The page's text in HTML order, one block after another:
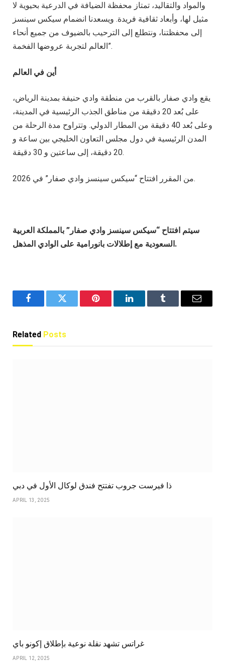
والمواد والتقاليد، تمتاز محفظة الضيافة في الدرعية بحيوية لا
مثيل لها، وأبعاد ثقافية فريدة. ويسعدنا انضمام سيكس سينسز
إلى محفظتنا، ونتطلع إلى الترحيب بالضيوف من جميع أنحاء
العالم لتجربة عروضها الفخمة”.
أين في العالم
يقع وادي صفار بالقرب من منطقة وادي حنيفة بمدينة الرياض،
على بُعد 20 دقيقة من مناطق الجذب الرئيسية في المدينة،
وعلى بُعد 40 دقيقة من المطار الدولي. وتتراوح مدة الرحلة من
المدن الرئيسية في دول مجلس التعاون الخليجي بين ساعة و
20 دقيقة، إلى ساعتين و 30 دقيقة.
من المقرر افتتاح “سيكس سينسز وادي صفار” في 2026.
سيتم افتتاح “سيكس سينسز وادي صفار” بالمملكة العربية
السعودية مع إطلالات بانورامية على الوادي المذهل.
FacebookTwitter Pinterest LinkedInTumblr Email
Related Posts
ذا فيرست جروب تفتتح فندق لوكال الأول في دبي
APRIL 13, 2025
غراتس تشهد نقلة نوعية بإطلاق إكونو باي
APRIL 12, 2025